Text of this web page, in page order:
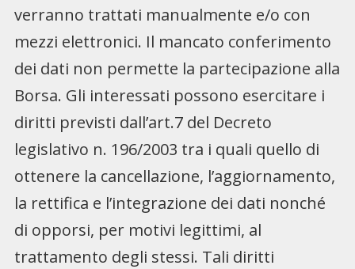
verranno trattati manualmente e/o con
mezzi elettronici. Il mancato conferimento
dei dati non permette la partecipazione alla
Borsa. Gli interessati possono esercitare i
diritti previsti dall’art.7 del Decreto
legislativo n. 196/2003 tra i quali quello di
ottenere la cancellazione, l’aggiornamento,
la rettifica e l’integrazione dei dati nonché
di opporsi, per motivi legittimi, al
trattamento degli stessi. Tali diritti